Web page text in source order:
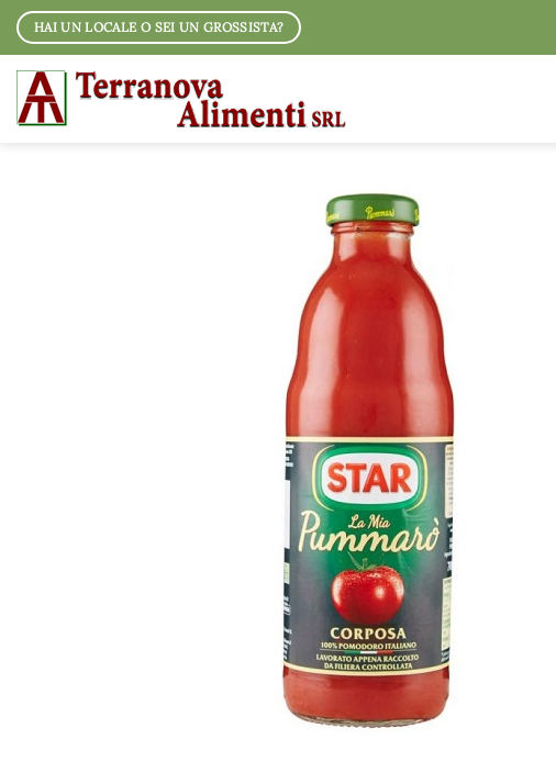
Salta
contenuti
HAI UN LOCALE O SEI UN GROSSISTA?